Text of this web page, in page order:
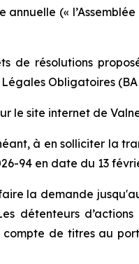
(«
de résolutions
Obligatoires
le site internet de
à en solliciter la
94 en date du 13
la demande
détenteurs
de titres au